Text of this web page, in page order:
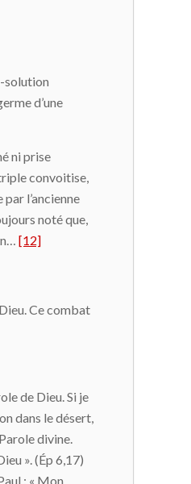
solution
d’une
ni prise
convoitise,
l’ancienne
noté que,
[12]
Ce combat
de Dieu. Si je
dans le désert,
divine.
». (Ép 6,17)
: « Mon